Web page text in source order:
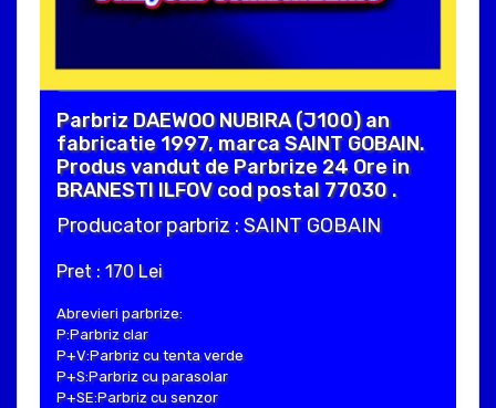
Parbriz DAEWOO NUBIRA (J100) an
fabricatie 1997, marca SAINT GOBAIN.
Produs vandut de Parbrize 24 Ore in
BRANESTI ILFOV cod postal 77030 .
Producator parbriz : SAINT GOBAIN
Pret : 170 Lei
Abrevieri parbrize:
P:Parbriz clar
P+V:Parbriz cu tenta verde
P+S:Parbriz cu parasolar
P+SE:Parbriz cu senzor